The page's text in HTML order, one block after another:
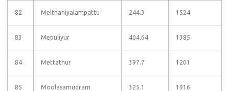
82 Melthaniyalampattu 244.3 1524
83 Mepuliyur 404.64 1385
84 Mettathur 397.7 1201
85 Moolasamudram 325.1 1916